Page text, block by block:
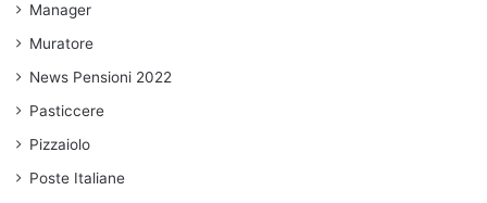
Manager
Muratore
News Pensioni 2022
Pasticcere
Pizzaiolo
Poste Italiane